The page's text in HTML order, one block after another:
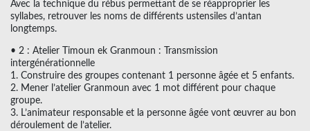
Avec la technique du rébus permettant de se réapproprier les
syllabes, retrouver les noms de différents ustensiles d’antan
longtemps.
• 2 : Atelier Timoun ek Granmoun : Transmission
intergénérationnelle
1. Construire des groupes contenant 1 personne âgée et 5 enfants.
2. Mener l’atelier Granmoun avec 1 mot différent pour chaque
groupe.
3. L’animateur responsable et la personne âgée vont œuvrer au bon
déroulement de l’atelier.